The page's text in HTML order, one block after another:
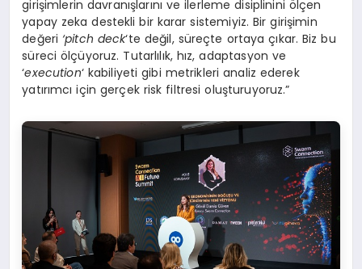
girişimlerin davranışlarını ve ilerleme disiplinini ölçen
yapay zeka destekli bir karar sistemiyiz. Bir girişimin
değeri ‘pitch deck‘te değil, süreçte ortaya çıkar. Biz bu
süreci ölçüyoruz. Tutarlılık, hız, adaptasyon ve
‘execution‘ kabiliyeti gibi metrikleri analiz ederek
yatırımcı için gerçek risk filtresi oluşturuyoruz.”